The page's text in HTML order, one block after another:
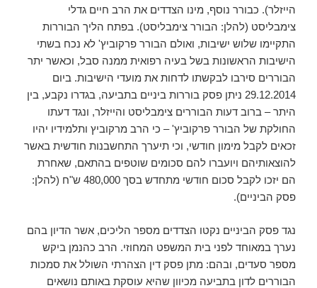
הייזלר). כבורר נוסף, מינו הצדדים את הרב חיים גדלי
צימבליסט (להלן: הבורר צימבליסט). בפתח הליך הבוררות
התקיימו שלוש ישיבות, ואולם הבורר פרקוביץ' לא נכח בשתי
הישיבות הראשונות בשל בעיה רפואית ממנה סבל, וכאשר יתר
הבוררים סירבו לבקשתו לדחות את מועדי הישיבות. ביום
29.12.2014 ניתן פסק בוררות ביניים בתביעה, בגדרו נקבע, בין
היתר – ברוב דעות הבוררים צימבליסט והייזלר, ונגד דעתו
החולקת של הבורר פרקוביץ' – כי הרב מרקוביץ ותלמידיו יהיו
זכאים לקבל מימון חודשי, וכי תיערך התחשבנות חודשית באשר
להוצאותיהם ויועברו להם סכומים שוטפים בהתאם, שאחרת
הם יזכו לקבל סכום חודשי מתחדש בסך 480,000 ש"ח (להלן:
פסק הביניים).
נגד פסק הביניים נקטו הצדדים מספר הליכים, אשר הדיון בהם
נערך במאוחד לפני בית המשפט המחוזי. הרב כהנמן ביקש
מספר סעדים, ובהם: מתן פסק דין הצהרתי השולל את סמכות
הבוררים לדון בתביעה מכיוון שהיא עוסקת באותם נושאים